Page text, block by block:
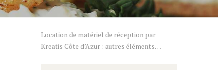
Location de matériel de réception par
Kreatis Côte d’Azur : autres éléments…